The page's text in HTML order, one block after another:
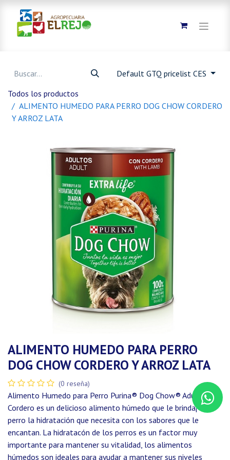
Default GTQ pricelist CES
Todos los productos
ALIMENTO HUMEDO PARA PERRO DOG CHOW CORDERO
Y ARROZ LATA
ALIMENTO HUMEDO PARA PERRO
DOG CHOW CORDERO Y ARROZ LATA
(0 reseña)
Alimento Humedo para Perro Purina® Dog Chow® Adultos
Cordero es un delicioso alimento húmedo que le brinda¡ a tu
perro la hidratación que necesita con los sabores que le
encantan. La hidratacón de los perros es un factor muy
importante para mantener su vitalidad, los alimentos
húmedos son ideales para ayudar a mantener sus niveles